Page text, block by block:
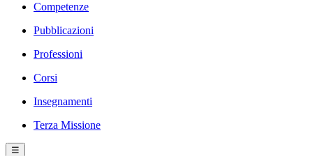
Competenze
Pubblicazioni
Professioni
Corsi
Insegnamenti
Terza Missione
☰